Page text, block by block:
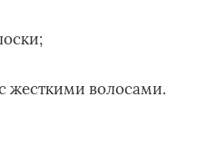
жесткими волосами.